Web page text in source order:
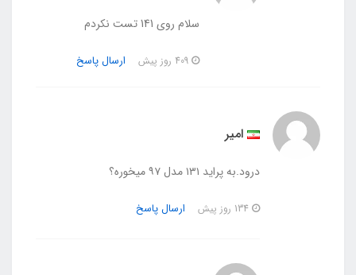
سلام روی 141 تست نکردم
ارسال پاسخ
امیر
درود.به پراید ۱۳۱ مدل ۹۷ میخوره؟
ارسال پاسخ